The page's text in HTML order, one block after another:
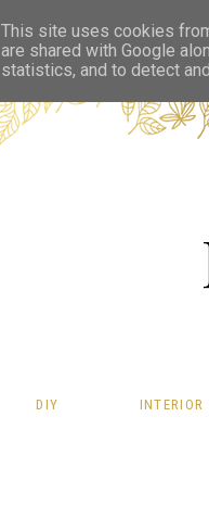
DIY INTERIOR
This site uses cookies
are shared with Google
statistics, and to detect